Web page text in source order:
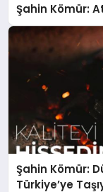
Şahin Kömür:
Şahin Kömür:
Türkiye’ye